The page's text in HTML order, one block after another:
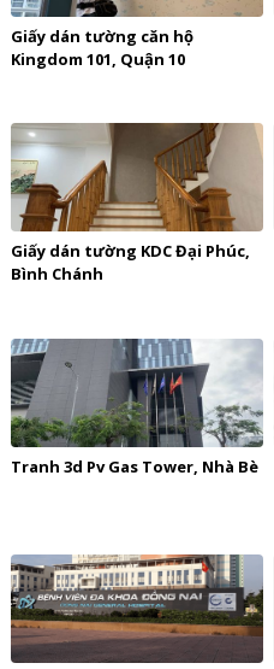
Giấy dán tường căn hộ
Kingdom 101, Quận 10
Giấy dán tường KDC Đại Phúc,
Bình Chánh
Tranh 3d Pv Gas Tower, Nhà Bè